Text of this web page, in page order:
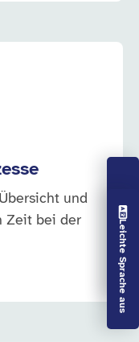
Vorlesen aus
Leichte Sprache aus
und
Zeit bei der